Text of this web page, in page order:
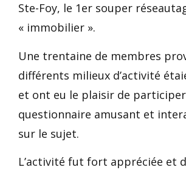
Ste-Foy, le 1er souper
« immobilier ».
Une trentaine de membres
différents milieux d’activité
et ont eu le plaisir de
questionnaire amusant et
sur le sujet.
L’activité fut fort appréciée et